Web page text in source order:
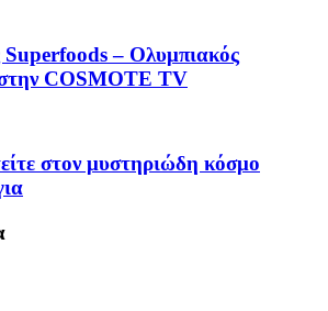
– Ολυμπιακός
στην COSMOTE TV
στον μυστηριώδη κόσμο